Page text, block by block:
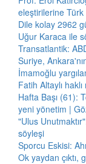
eleştirilerine
Dile kolay 2962
Uğur Karaca ile
Transatlantik:
Suriye,
İmamoğlu
Fatih Altaylı
Hafta Başı (61):
yeni yönetim |
"Ulus
söyleşi
Sporcu Eskisi:
Ok yaydan çıktı,